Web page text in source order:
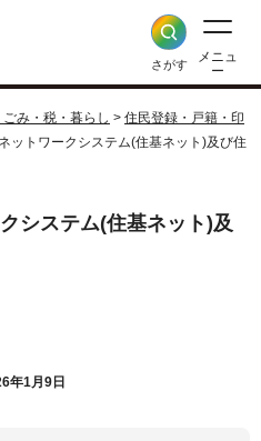
さがす
メニュ
ー
み・税・暮らし > 住民登録・戸籍・印
ットワークシステム(住基ネット)及び住
システム(住基ネット)及
年1月9日